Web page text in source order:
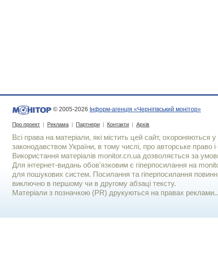
© 2005-2026 Інформ-агенція «Чернігівський монітор»
Про проект | Реклама | Партнери | Контакти | Архів
Всі права на матеріали, які містить цей сайт, охороняються у
законодавством України, в тому числі, про авторське право і
Використання матерiалiв monitor.cn.ua дозволяється за
Для iнтернет-видань обов'язковим є гiперпосилання на
для пошукових систем. Посилання та гіперпосилання
виключно в першому чи в другому абзаці тексту.
Матеріали з позначкою (PR) друкуються на правах реклами..